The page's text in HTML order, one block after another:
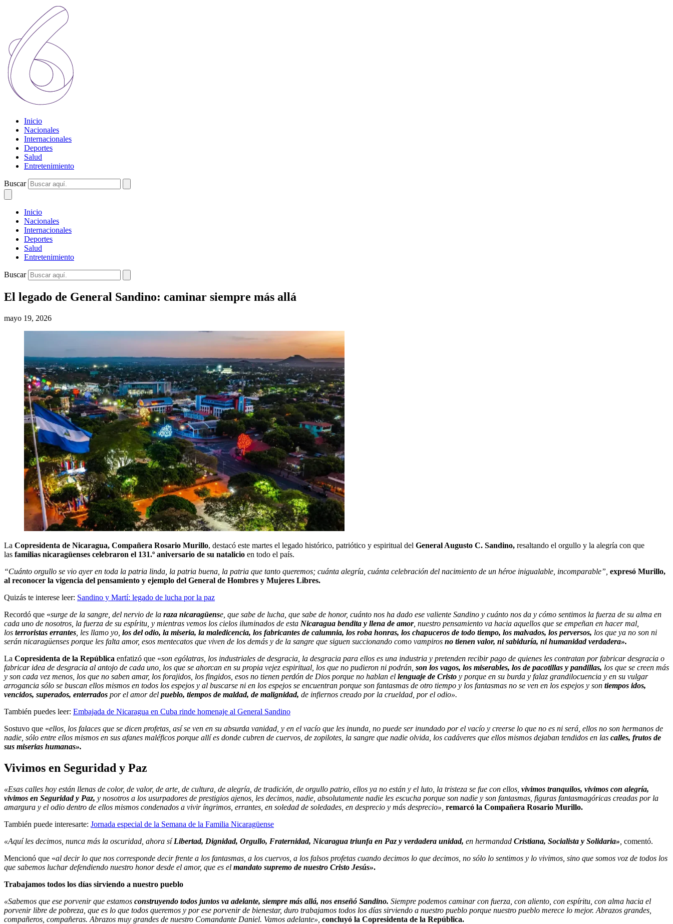
Inicio
Nacionales
Internacionales
Deportes
Salud
Entretenimiento
Buscar
Inicio
Nacionales
Internacionales
Deportes
Salud
Entretenimiento
Buscar
El legado de General Sandino: caminar siempre más allá
mayo 19, 2026
La Copresidenta de Nicaragua, Compañera Rosario Murillo, destacó este martes el legado histórico, patriótico y espiritual del General Augusto C. Sandino, resaltando el orgullo y la alegría con que
las familias nicaragüenses celebraron el 131.º aniversario de su natalicio en todo el país.
“Cuánto orgullo se vio ayer en toda la patria linda, la patria buena, la patria que tanto queremos; cuánta alegría, cuánta celebración del nacimiento de un héroe inigualable, incomparable”, expresó Murillo,
al reconocer la vigencia del pensamiento y ejemplo del General de Hombres y Mujeres Libres.
Quizás te interese leer: Sandino y Martí: legado de lucha por la paz
Recordó que «surge de la sangre, del nervio de la raza nicaragüense, que sabe de lucha, que sabe de honor, cuánto nos ha dado ese valiente Sandino y cuánto nos da y cómo sentimos la fuerza de su alma en
cada uno de nosotros, la fuerza de su espíritu, y mientras vemos los cielos iluminados de esta Nicaragua bendita y llena de amor, nuestro pensamiento va hacia aquellos que se empeñan en hacer mal,
los terroristas errantes , les llamo yo, los del odio, la miseria, la maledicencia, los fabricantes de calumnia, los roba honras, los chapuceros de todo tiempo, los malvados, los perversos, los que ya no son ni
serán nicaragüenses porque les falta amor, esos mentecatos que viven de los demás y de la sangre que siguen succionando como vampiros no tienen valor, ni sabiduría, ni humanidad verdadera».
La Copresidenta de la República enfatizó que «son ególatras, los industriales de desgracia, la desgracia para ellos es una industria y pretenden recibir pago de quienes les contratan por fabricar desgracia o
fabricar idea de desgracia al antojo de cada uno, los que se ahorcan en su propia vejez espiritual, los que no pudieron ni podrán, son los vagos, los miserables, los de pacotillas y pandillas, los que se creen más
y son cada vez menos, los que no saben amar, los forajidos, los fingidos, esos no tienen perdón de Dios porque no hablan el lenguaje de Cristo y porque en su burda y falaz grandilocuencia y en su vulgar
arrogancia sólo se buscan ellos mismos en todos los espejos y al buscarse ni en los espejos se encuentran porque son fantasmas de otro tiempo y los fantasmas no se ven en los espejos y son tiempos idos,
vencidos, superados, enterrados por el amor del pueblo, tiempos de maldad, de malignidad, de infiernos creado por la crueldad, por el odio».
También puedes leer: Embajada de Nicaragua en Cuba rinde homenaje al General Sandino
Sostuvo que «ellos, los falaces que se dicen profetas, así se ven en su absurda vanidad, y en el vacío que les inunda, no puede ser inundado por el vacío y creerse lo que no es ni será, ellos no son hermanos de
nadie, sólo entre ellos mismos en sus afanes maléficos porque allí es donde cubren de cuervos, de zopilotes, la sangre que nadie olvida, los cadáveres que ellos mismos dejaban tendidos en las calles, frutos de
sus miserias humanas».
Vivimos en Seguridad y Paz
«Esas calles hoy están llenas de color, de valor, de arte, de cultura, de alegría, de tradición, de orgullo patrio, ellos ya no están y el luto, la tristeza se fue con ellos, vivimos tranquilos, vivimos con alegría,
vivimos en Seguridad y Paz, y nosotros a los usurpadores de prestigios ajenos, les decimos, nadie, absolutamente nadie les escucha porque son nadie y son fantasmas, figuras fantasmagóricas creadas por la
amargura y el odio dentro de ellos mismos condenados a vivir íngrimos, errantes, en soledad de soledades, en desprecio y más desprecio», remarcó la Compañera Rosario Murillo.
También puede interesarte: Jornada especial de la Semana de la Familia Nicaragüense
«Aquí les decimos, nunca más la oscuridad, ahora síLibertad, Dignidad, Orgullo, Fraternidad, Nicaragua triunfa en Paz y verdadera unidad, en hermandad Cristiana, Socialista y Solidaria» comentó.
Mencionó que «al decir lo que nos corresponde decir frente a los fantasmas, a los cuervos, a los falsos profetas cuando decimos lo que decimos, no sólo lo sentimos y lo vivimos, sino que somos voz de todos los
que sabemos luchar defendiendo nuestro honor desde el amor, que es el mandato supremo de nuestro Cristo Jesús».
Trabajamos todos los días sirviendo a nuestro pueblo
«Sabemos que ese porvenir que estamos construyendo todos juntos va adelante, siempre más allá, nos enseñó Sandino. Siempre podemos caminar con fuerza, con aliento, con espíritu, con alma hacia el
porvenir libre de pobreza, que es lo que todos queremos y por ese porvenir de bienestar, duro trabajamos todos los días sirviendo a nuestro pueblo porque nuestro pueblo merece lo mejor. Abrazos grandes,
compañeros, compañeras. Abrazos muy grandes de nuestro Comandante Daniel. Vamos adelante», concluyó la Copresidenta de la República.